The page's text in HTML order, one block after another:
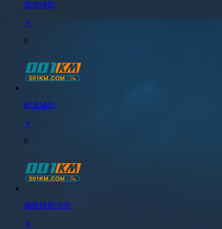
颜旬辅助
￥
0
暗龙辅助
￥
0
骊格辅助为您
￥